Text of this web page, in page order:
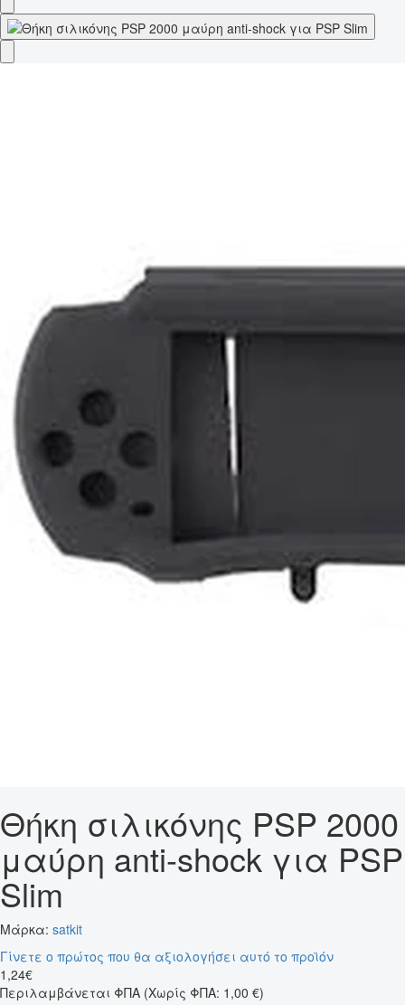
Θήκη σιλικόνης PSP 2000
μαύρη anti-shock για PSP
Slim
Μάρκα: satkit
Γίνετε ο πρώτος που θα αξιολογήσει αυτό το προϊόν
1 ,24€
Περιλαμβάνεται ΦΠΑ (Χωρίς ΦΠΑ: 1,00 €)